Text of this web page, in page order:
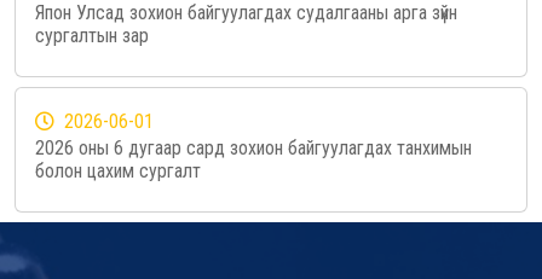
Япон Улсад зохион байгуулагдах судалгааны арга зүйн
сургалтын зар
2026-06-01
2026 оны 6 дугаар сард зохион байгуулагдах танхимын
болон цахим сургалт